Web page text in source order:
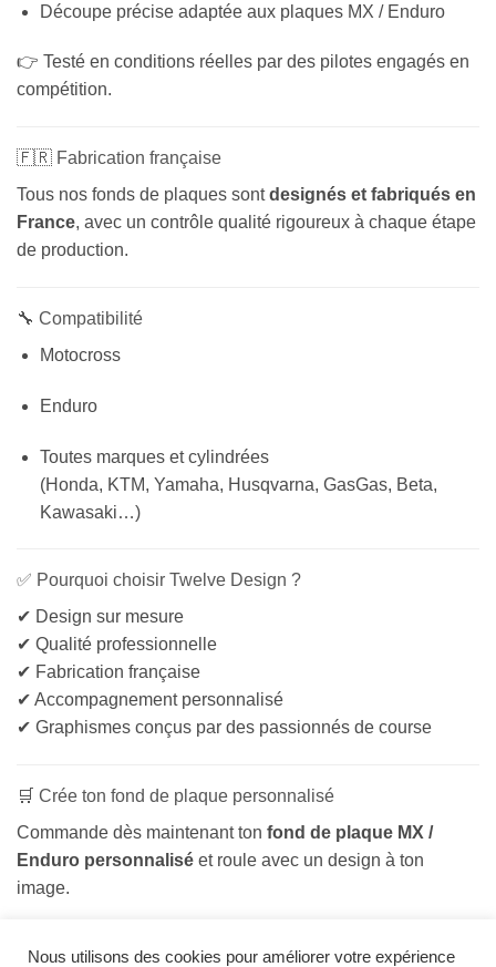
Découpe précise adaptée aux plaques MX / Enduro
👉 Testé en conditions réelles par des pilotes engagés en
compétition.
🇫🇷 Fabrication française
Tous nos fonds de plaques sontdesignés et fabriqués en
France, avec un contrôle qualité rigoureux à chaque étape
de production.
🔧 Compatibilité
Motocross
Enduro
Toutes marques et cylindrées
(Honda, KTM, Yamaha, Husqvarna, GasGas, Beta,
Kawasaki…)
✅ Pourquoi choisir Twelve Design ?
✔ Design sur mesure
✔ Qualité professionnelle
✔ Fabrication française
✔ Accompagnement personnalisé
✔ Graphismes conçus par des passionnés de course
🛒 Crée ton fond de plaque personnalisé
Commande dès maintenant ton fond de plaque MX /
Enduro personnalisé et roule avec un design à ton
image.
Nous utilisons des cookies pour améliorer votre expérience